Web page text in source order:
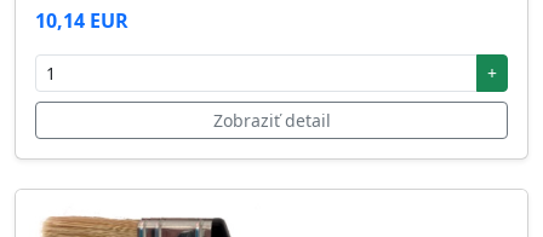
10,14 EUR
+
Zobraziť detail